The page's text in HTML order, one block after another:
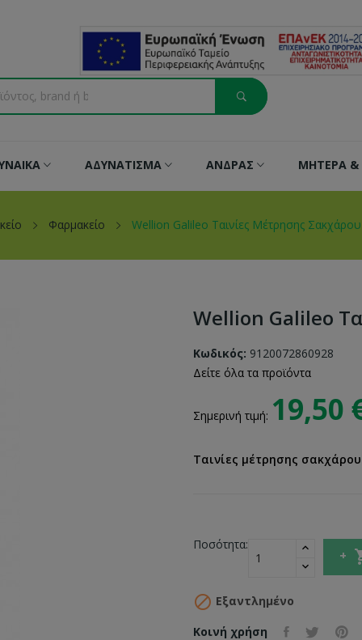
ΑΔΥΝΑΤΙΣΜΑ ΑΝΔΡΑΣ ΜΗΤΕΡΑ &
Φαρμακείο Wellion Galileo Ταινίες Μέτρησης Σακχάρου
Wellion Galileo
Κωδικός: 9120072860928
Δείτε όλα τα προϊόντα
Σημερινή τιμή: 19,50
Ταινίες μέτρησης σακχάρου
Ποσότητα:
 Εξαντλημένο
Κοινή χρήση